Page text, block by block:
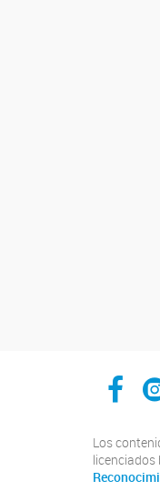
Facebook CCT Salta
Los
licenciados